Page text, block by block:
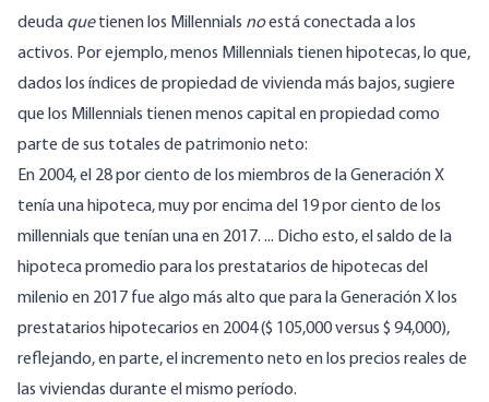
deuda quetienen los Millennials noestá conectada a los
activos. Por ejemplo, menos Millennials tienen hipotecas, lo que,
dados los índices de propiedad de vivienda más bajos, sugiere
que los Millennials tienen menos capital en propiedad como
parte de sus totales de patrimonio neto:
En 2004, el 28 por ciento de los miembros de la Generación X
tenía una hipoteca, muy por encima del 19 por ciento de los
millennials que tenían una en 2017. ... Dicho esto, el saldo de la
hipoteca promedio para los prestatarios de hipotecas del
milenio en 2017 fue algo más alto que para la Generación X los
prestatarios hipotecarios en 2004 ($ 105,000 versus $ 94,000),
reflejando, en parte, el incremento neto en los precios reales de
las viviendas durante el mismo período.